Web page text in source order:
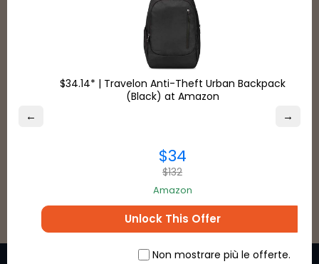
Tipi di pagamento
VEDERE TUTTO
← →
$34.14* | Travelon Anti-Theft Urban Backpack
(Black) at Amazon
$34
$132
Amazon
Unlock This Offer
Non mostrare più le offerte.